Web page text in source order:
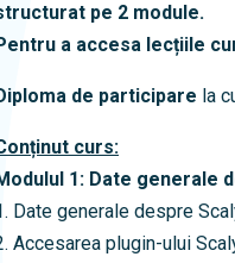
pe 2 module.
a accesa lecțiile
de participare la
curs:
1: Date generale
Date generale despre
Accesarea plugin-ului